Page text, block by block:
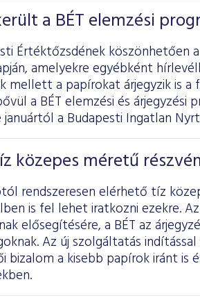
a BÉT elemzési
Értéktőzsdének köszönhetően
amelyekre egyébként
mellett a papírokat árjegyzik is
a BÉT elemzési és
a Budapesti Ingatlan
közepes méretű
rendszeresen elérhető tíz
is fel lehet iratkozni ezekre.
elősegítésére, a BÉT az
Az új szolgáltatás
bizalom a kisebb papírok iránt is